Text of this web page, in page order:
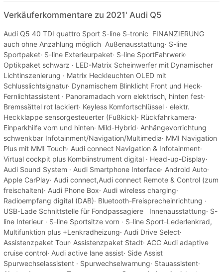
Verkäuferkommentare zu 2021' Audi Q5
Audi Q5 40 TDI quattro Sport S-line S-tronic FINANZIERUNG
auch ohne Anzahlung möglich Außenausstattung· S-line
Sportpaket· S-line Exterieurpaket· S-line SportFahrwerk·
Optikpaket schwarz · LED-Matrix Scheinwerfer mit Dynamischer
Lichtinszenierung · Matrix Heckleuchten OLED mit
Schlusslichtsignatur· Dynamischem Blinklicht Front und Heck·
Fernlichtassistent · Panoramadach vorn elektrisch, hinten fest·
Bremssättel rot lackiert· Keyless Komfortschlüssel · elektr.
Heckklappe sensorgesteuerter (Fußkick)· Rückfahrkamera·
Einparkhilfe vorn und hinten· Mild-Hybrid· Anhängevorrichtung
schwenkbar Infotainment/Navigation/Multimedia· MMI Navigation
Plus mit MMI Touch· Audi connect Navigation & Infotainment·
Virtual cockpit plus Kombiinstrument digital · Head-up-Display·
Audi Sound System · Audi Smartphone Interface· Android Auto·
Apple CarPlay· Audi connect,Audi connect Remote & Control (zum
freischalten)· Audi Phone Box· Audi wireless charging·
Radioempfang digital (DAB)· Bluetooth-Freisprecheinrichtung ·
USB-Lade Schnittstelle für Fondpassagiere Innenausstattung· S-
line Interieur · S-line Sportsitze vorn · S-line Sport-Lederlenkrad,
Multifunktion plus +Lenkradheizung· Audi Drive Select·
Assistenzpaket Tour· Assistenzpaket Stadt· ACC Audi adaptive
cruise control· Audi active lane assist· Side Assist
Spurwechselassistent · Spurwechselwarnung· Stauassistent·